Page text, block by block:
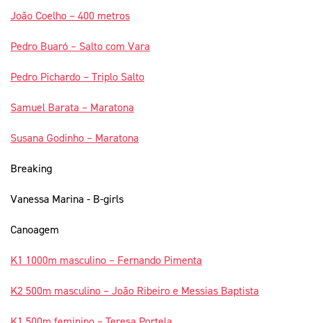
João Coelho – 400 metros
Pedro Buaró – Salto com Vara
Pedro Pichardo – Triplo Salto
Samuel Barata – Maratona
Susana Godinho – Maratona
Breaking
Vanessa Marina - B-girls
Canoagem
K1 1000m masculino – Fernando Pimenta
K2 500m masculino – João Ribeiro e Messias Baptista